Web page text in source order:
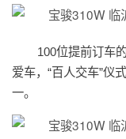
100位提前订车
爱车，“百人交车”仪
一。